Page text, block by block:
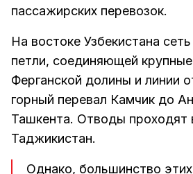
пассажирских перевозок.
На востоке Узбекистана
петли, соединяющей
Ферганской долины и линии
горный перевал Камчик до
Ташкента. Отводы проходят
Таджикистан.
Однако, большинство